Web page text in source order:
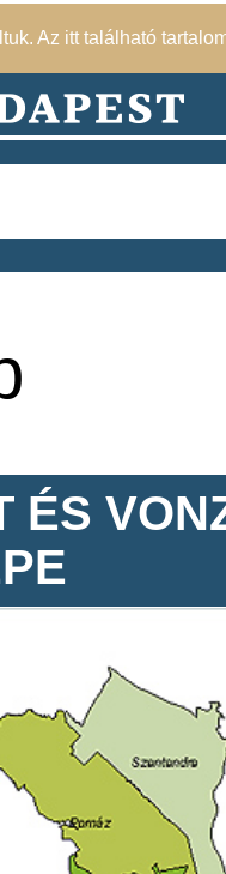
Az itt található
ÉS